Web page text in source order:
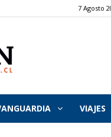
7 Agosto
VIAJES